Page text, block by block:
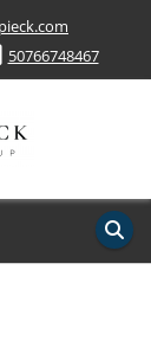
50766748467